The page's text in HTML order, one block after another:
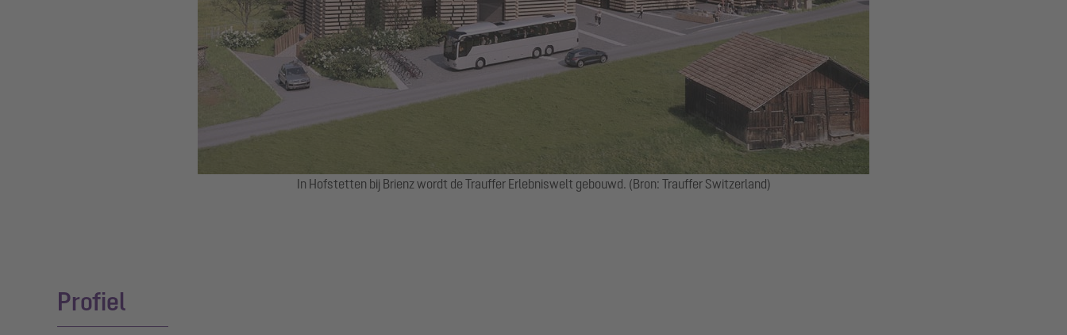
In Hofstetten bij Brienz wordt de Trauffer Erlebniswelt gebouwd. (Bron: Trauffer Switzerland)
Profiel